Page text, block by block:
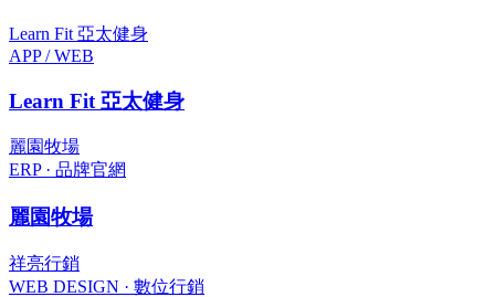
Learn Fit 亞太健身
APP / WEB
Learn Fit 亞太健身
麗園牧場
ERP · 品牌官網
麗園牧場
祥亮行銷
WEB DESIGN · 數位行銷